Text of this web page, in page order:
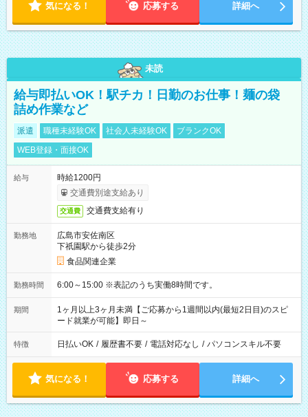
気になる！ 応募する 詳細へ
未読
給与即払いOK！駅チカ！日勤のお仕事！麺の袋
詰め作業など
派遣 職種未経験OK 社会人未経験OK
ブランクOK
WEB登録・面接OK
給与
時給1200円
交通費別途支給あり
交通費 交通費支給有り
勤務地
広島市安佐南区
下祇園駅から徒歩2分
食品関連企業
勤務時間 6:00～15:00 ※表記のうち実働8時間です。
期間
1ヶ月以上3ヶ月未満【ご応募から1週間以内(最短2日目)のスピ
ード就業が可能】即日～
特徴 日払いOK / 履歴書不要 / 電話対応なし / パソコンスキル不要
気になる！ 応募する 詳細へ